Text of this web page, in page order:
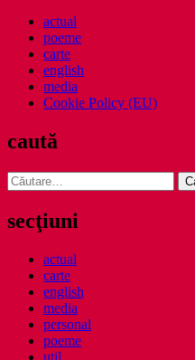
actual
poeme
carte
english
media
Cookie Policy (EU)
caută
Caută
după:
secţiuni
actual
carte
english
media
personal
poeme
util